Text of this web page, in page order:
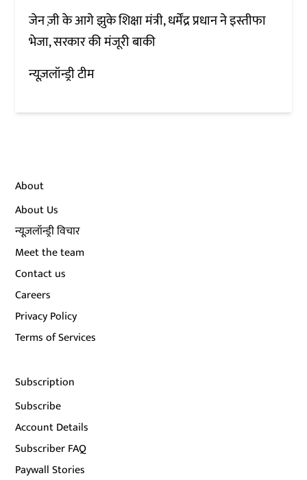
जेन ज़ी के आगे झुके शिक्षा मंत्री, धर्मेंद्र प्रधान ने इस्तीफा
भेजा, सरकार की मंजूरी बाकी
न्यूज़लॉन्ड्री टीम
About
About Us
न्यूज़लॉन्ड्री विचार
Meet the team
Contact us
Careers
Privacy Policy
Terms of Services
Subscription
Subscribe
Account Details
Subscriber FAQ
Paywall Stories